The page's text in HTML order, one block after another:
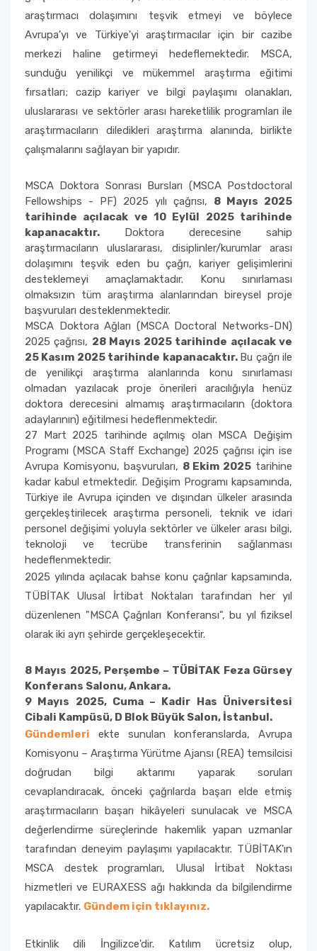
araştırmacı dolaşımını teşvik etmeyi ve böylece
Avrupa'yı ve Türkiye'yi araştırmacılar için bir cazibe
merkezi haline getirmeyi hedeflemektedir. MSCA,
sunduğu yenilikçi ve mükemmel araştırma eğitimi
fırsatları; cazip kariyer ve bilgi paylaşımı olanakları,
uluslararası ve sektörler arası hareketlilik programları ile
araştırmacıların diledikleri araştırma alanında, birlikte
çalışmalarını sağlayan bir yapıdır.
MSCA Doktora Sonrası Bursları (MSCA Postdoctoral
Fellowships - PF) 2025 yılı çağrısı, 8 Mayıs 2025
tarihinde açılacak ve 10 Eylül 2025 tarihinde
kapanacaktır. Doktora derecesine sahip
araştırmacıların uluslararası, disiplinler/kurumlar arası
dolaşımını teşvik eden bu çağrı, kariyer gelişimlerini
desteklemeyi amaçlamaktadır. Konu sınırlaması
olmaksızın tüm araştırma alanlarından bireysel proje
başvuruları desteklenmektedir.
MSCA Doktora Ağları (MSCA Doctoral Networks-DN)
2025 çağrısı, 28 Mayıs 2025 tarihinde açılacak ve
25 Kasım 2025 tarihinde kapanacaktır. Bu çağrı ile
de yenilikçi araştırma alanlarında konu sınırlaması
olmadan yazılacak proje önerileri aracılığıyla henüz
doktora derecesini almamış araştırmacıların (doktora
adaylarının) eğitilmesi hedeflenmektedir.
27 Mart 2025 tarihinde açılmış olan MSCA Değişim
Programı (MSCA Staff Exchange) 2025 çağrısı için ise
Avrupa Komisyonu, başvuruları, 8 Ekim 2025 tarihine
kadar kabul etmektedir. Değişim Programı kapsamında,
Türkiye ile Avrupa içinden ve dışından ülkeler arasında
gerçekleştirilecek araştırma personeli, teknik ve idari
personel değişimi yoluyla sektörler ve ülkeler arası bilgi,
teknoloji ve tecrübe transferinin sağlanması
hedeflenmektedir.
2025 yılında açılacak bahse konu çağrılar kapsamında,
TÜBİTAK Ulusal İrtibat Noktaları tarafından her yıl
düzenlenen "MSCA Çağrıları Konferansı", bu yıl fiziksel
olarak iki ayrı şehirde gerçekleşecektir.
8 Mayıs 2025, Perşembe – TÜBİTAK Feza Gürsey
Konferans Salonu, Ankara.
9 Mayıs 2025, Cuma – Kadir Has Üniversitesi
Cibali Kampüsü, D Blok Büyük Salon, İstanbul.
Gündemleri ekte sunulan konferanslarda, Avrupa
Komisyonu – Araştırma Yürütme Ajansı (REA) temsilcisi
doğrudan bilgi aktarımı yaparak soruları
cevaplandıracak, önceki çağrılarda başarı elde etmiş
araştırmacıların başarı hikâyeleri sunulacak ve MSCA
değerlendirme süreçlerinde hakemlik yapan uzmanlar
tarafından deneyim paylaşımı yapılacaktır. TÜBİTAK'ın
MSCA destek programları, Ulusal İrtibat Noktası
hizmetleri ve EURAXESS ağı hakkında da bilgilendirme
yapılacaktır. Gündem için tıklayınız.
Etkinlik dili İngilizce'dir. Katılım ücretsiz olup,
Organizasyon Şeması
Tez Veri Giriş Formu
Tez Savunma ve Yeterlik Sınavlarının E-İmza ile
Yürütülmesi
YÖK Ulusal Tez Merkezi